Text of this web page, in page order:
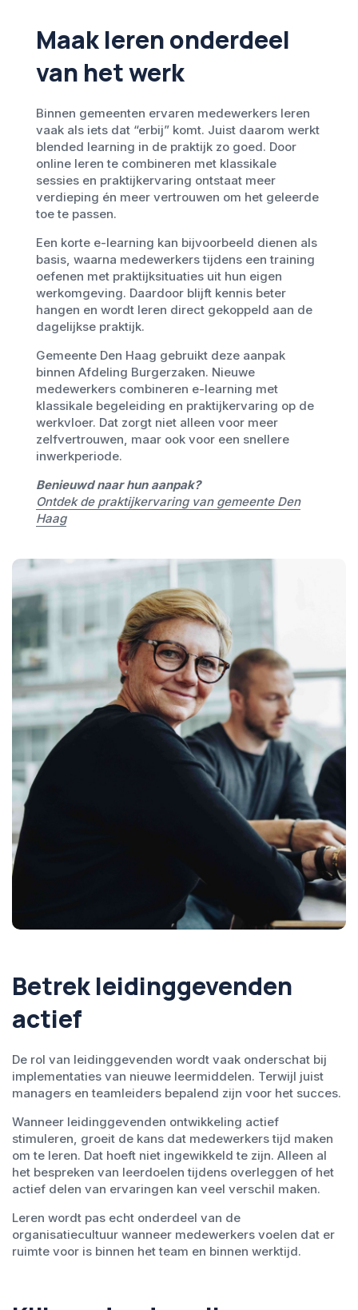
Maak leren onderdeel
van het werk
Binnen gemeenten ervaren medewerkers leren
vaak als iets dat “erbij” komt. Juist daarom werkt
blended learning in de praktijk zo goed. Door
online leren te combineren met klassikale
sessies en praktijkervaring ontstaat meer
verdieping én meer vertrouwen om het geleerde
toe te passen.
Een korte e-learning kan bijvoorbeeld dienen als
basis, waarna medewerkers tijdens een training
oefenen met praktijksituaties uit hun eigen
werkomgeving. Daardoor blijft kennis beter
hangen en wordt leren direct gekoppeld aan de
dagelijkse praktijk.
Gemeente Den Haag gebruikt deze aanpak
binnen Afdeling Burgerzaken. Nieuwe
medewerkers combineren e-learning met
klassikale begeleiding en praktijkervaring op de
werkvloer. Dat zorgt niet alleen voor meer
zelfvertrouwen, maar ook voor een snellere
inwerkperiode.
Benieuwd naar hun aanpak?
Ontdek de praktijkervaring van gemeente Den
Haag
Betrek leidinggevenden
actief
De rol van leidinggevenden wordt vaak onderschat bij
implementaties van nieuwe leermiddelen. Terwijl juist
managers en teamleiders bepalend zijn voor het succes.
Wanneer leidinggevenden ontwikkeling actief
stimuleren, groeit de kans dat medewerkers tijd maken
om te leren. Dat hoeft niet ingewikkeld te zijn. Alleen al
het bespreken van leerdoelen tijdens overleggen of het
actief delen van ervaringen kan veel verschil maken.
Leren wordt pas echt onderdeel van de
organisatiecultuur wanneer medewerkers voelen dat er
ruimte voor is binnen het team en binnen werktijd.